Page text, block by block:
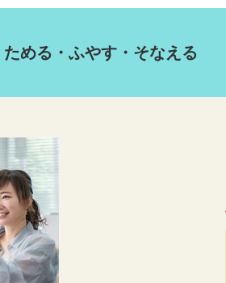
ためる・ふやす・そなえる